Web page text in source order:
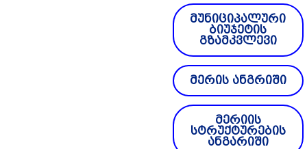
მუნიციპალური
ბიუჯეტის
გზამკვლევი
მერის ანგრიში
მერიის
სტრუქტურების
ანგარიში